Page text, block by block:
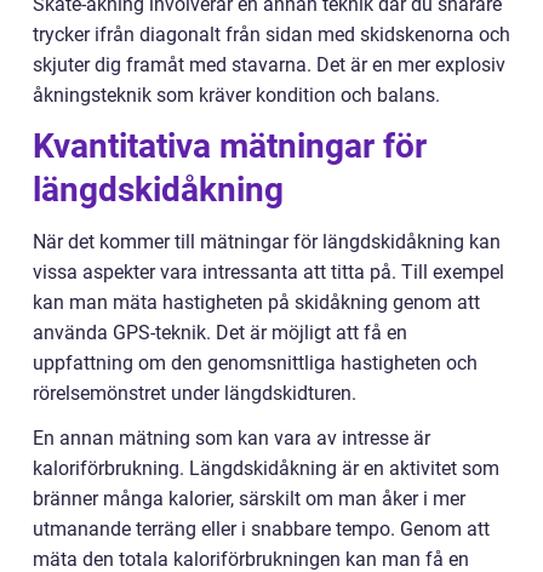
trycker ifrån diagonalt från sidan med skidskenorna och
skjuter dig framåt med stavarna. Det är en mer explosiv
åkningsteknik som kräver kondition och balans.
Kvantitativa mätningar för
längdskidåkning
När det kommer till mätningar för längdskidåkning kan
vissa aspekter vara intressanta att titta på. Till exempel
kan man mäta hastigheten på skidåkning genom att
använda GPS-teknik. Det är möjligt att få en
uppfattning om den genomsnittliga hastigheten och
rörelsemönstret under längdskidturen.
En annan mätning som kan vara av intresse är
kaloriförbrukning. Längdskidåkning är en aktivitet som
bränner många kalorier, särskilt om man åker i mer
utmanande terräng eller i snabbare tempo. Genom att
mäta den totala kaloriförbrukningen kan man få en